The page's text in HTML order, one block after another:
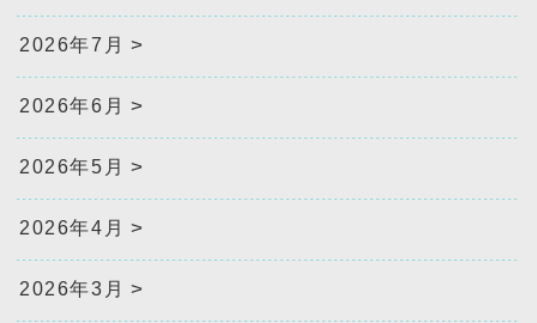
2026年7月
2026年6月
2026年5月
2026年4月
2026年3月